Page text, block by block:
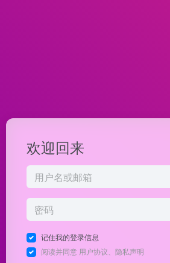
欢迎回来
记住我的登录信息
阅读并同意 用户协议 隐私声明